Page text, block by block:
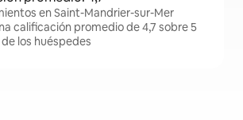
en Saint-Mandrier-sur-Mer
calificación promedio de 4,7 sobre 5
los huéspedes